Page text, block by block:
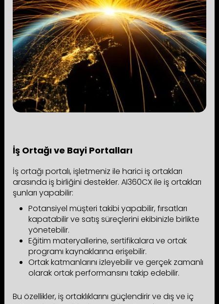
İş Ortağı ve Bayi Portalları
İş ortağı portalı, işletmeniz ile harici iş ortakları
arasında iş birliğini destekler. AI360CX ile iş ortakları
şunları yapabilir:
Potansiyel müşteri takibi yapabilir, fırsatları
kapatabilir ve satış süreçlerini ekibinizle birlikte
yönetebilir.
Eğitim materyallerine, sertifikalara ve ortak
programı kaynaklarına erişebilir.
Ortak katmanlarını izleyebilir ve gerçek zamanlı
olarak ortak performansını takip edebilir.
Bu özellikler, iş ortaklıklarını güçlendirir ve dış ve iç